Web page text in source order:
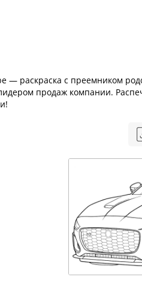
— раскраска с преемником
продаж компании.